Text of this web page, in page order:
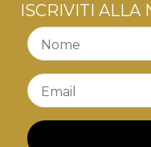
ISCRIVITI ALLA
Nome
Email